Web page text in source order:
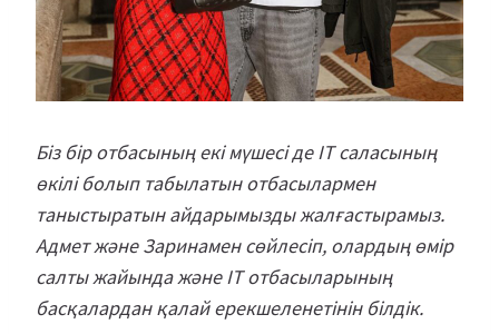
Біз бір отбасының екі мүшесі де IT саласының
өкілі болып табылатын отбасылармен
таныстыратын айдарымызды жалғастырамыз.
Адмет және Заринамен сөйлесіп, олардың өмір
салты жайында және IT отбасыларының
басқалардан қалай ерекшеленетінін білдік.